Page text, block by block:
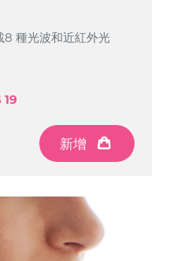
種光波和近紅外光
19
新增